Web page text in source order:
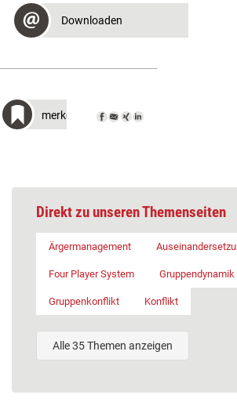
Downloaden
merken
Direkt zu unseren Themenseiten
Ärgermanagement
Four Player System Gruppendynamik
Gruppenkonflikt Konflikt
Alle 35 Themen anzeigen